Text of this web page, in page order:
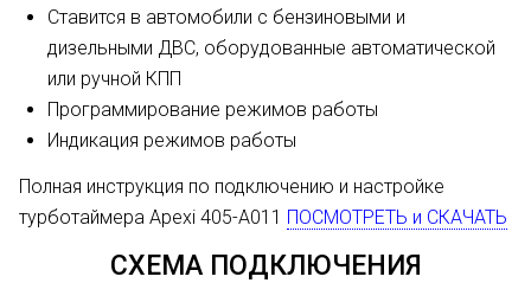
Ставится в автомобили с бензиновыми и
дизельными ДВС, оборудованные автоматической
или ручной КПП
Программирование режимов работы
Индикация режимов работы
Полная инструкция по подключению и настройке
турботаймера Apexi 405-A011 ПОСМОТРЕТЬ и СКАЧАТЬ
СХЕМА ПОДКЛЮЧЕНИЯ